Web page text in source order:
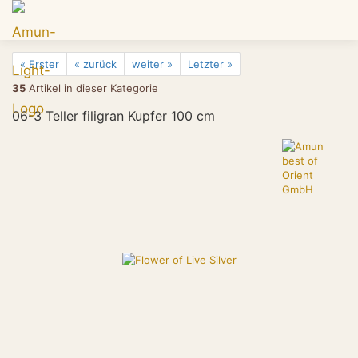
« Erster « zurück weiter »
Letzter »
35 Artikel in dieser Kategorie
06-3 Teller filigran Kupfer 100 cm